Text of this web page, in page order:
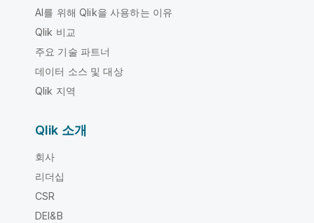
AI를 위해 Qlik을 사용하는 이유
Qlik 비교
주요 기술 파트너
데이터 소스 및 대상
Qlik 지역
Qlik 소개
회사
리더십
CSR
DEI&B